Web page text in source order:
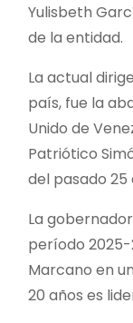
Yulisbeth
de la entidad.
La actual
país, fue la
Unido de
Patriótico
del pasado 25
La
período 2025-
Marcano en
20 años es